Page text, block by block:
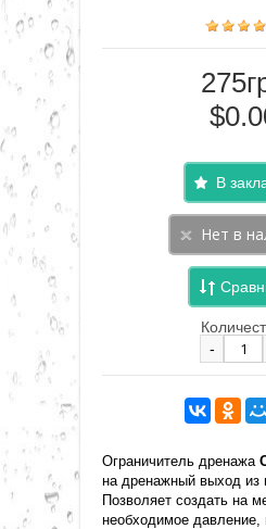
В
-
Ограничитель дренажа
на дренажный выход из
Позволяет создать на
необходимое